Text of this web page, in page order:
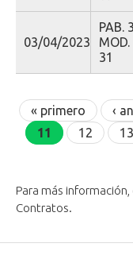
03/04/2023
PAB. 3
MOD.
31
Páginas
« primero ‹
11
12 13
Para más
Contratos.